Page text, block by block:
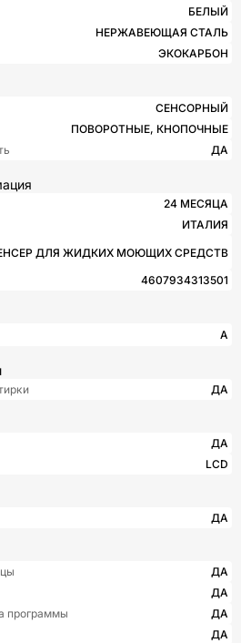
БЕЛЫЙ
НЕРЖАВЕЮЩАЯ СТАЛЬ
ЭКОКАРБОН
СЕНСОРНЫЙ
ПОВОРОТНЫЕ, КНОПОЧНЫЕ
ДА
24 МЕСЯЦА
ИТАЛИЯ
ДЛЯ ЖИДКИХ МОЮЩИХ СРЕДСТВ
4607934313501
A
ДА
ДА
LCD
ДА
ДА
ДА
программы
ДА
ДА